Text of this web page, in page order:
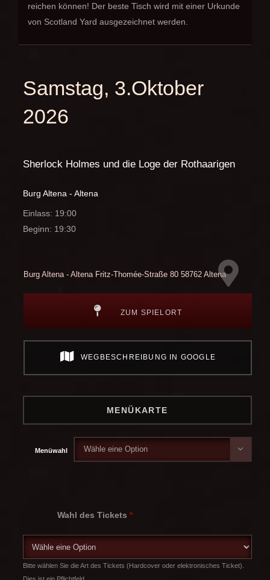
reichen können! Der beste Tisch wird mit einer Urkunde
von Scotland Yard ausgezeichnet werden.
Samstag, 3.Oktober
2026
Sherlock Holmes und die Loge der Rothaarigen
Burg Altena - Altena
Einlass: 19:00
Beginn: 19:30
Burg Altena - AltenaFritz-Thomée-Straße 80 58762 Altena
ZUM SPIELORT
WEGBESCHREIBUNG IN GOOGLE
MENÜKARTE
Menüwahl 
Wahl des Tickets *
Bitte wählen Sie die Art des Tickets (Hardcover oder elektronisches Ticket).